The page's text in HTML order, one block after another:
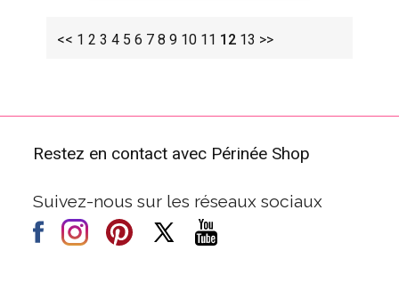
<< 1 2 3 4 5 6 7 8 9 10 11 12 13 >>
Restez en contact avec Périnée Shop
Suivez-nous sur les réseaux sociaux